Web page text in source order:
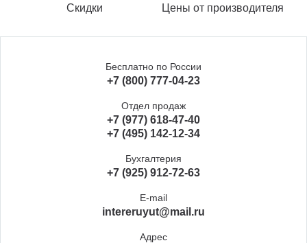
Скидки Цены от производителя
Бесплатно по России
+7 (800) 777-04-23
Отдел продаж
+7 (977) 618-47-40
+7 (495) 142-12-34
Бухгалтерия
+7 (925) 912-72-63
E-mail
intereruyut@mail.ru
Адрес